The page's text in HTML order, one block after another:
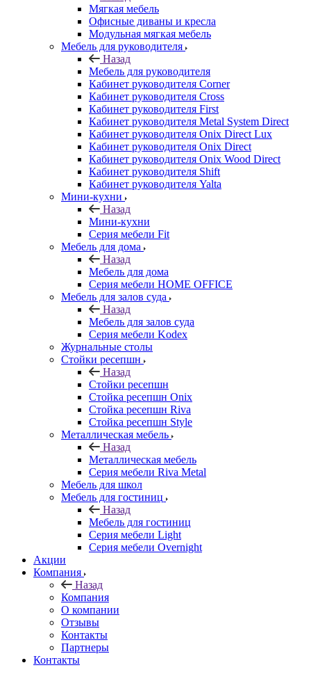
Мягкая мебель
Офисные диваны и кресла
Модульная мягкая мебель
Мебель для руководителя
Назад
Мебель для руководителя
Кабинет руководителя Corner
Кабинет руководителя Cross
Кабинет руководителя First
Кабинет руководителя Metal System Direct
Кабинет руководителя Onix Direct Lux
Кабинет руководителя Onix Direct
Кабинет руководителя Onix Wood Direct
Кабинет руководителя Shift
Кабинет руководителя Yalta
Мини-кухни
Назад
Мини-кухни
Серия мебели Fit
Мебель для дома
Назад
Мебель для дома
Серия мебели HOME OFFICE
Мебель для залов суда
Назад
Мебель для залов суда
Серия мебели Kodex
Журнальные столы
Стойки ресепшн
Назад
Стойки ресепшн
Стойка ресепшн Onix
Стойка ресепшн Riva
Стойка ресепшн Style
Металлическая мебель
Назад
Металлическая мебель
Серия мебели Riva Metal
Мебель для школ
Мебель для гостиниц
Назад
Мебель для гостиниц
Серия мебели Light
Серия мебели Overnight
Акции
Компания
Назад
Компания
О компании
Отзывы
Контакты
Партнеры
Контакты